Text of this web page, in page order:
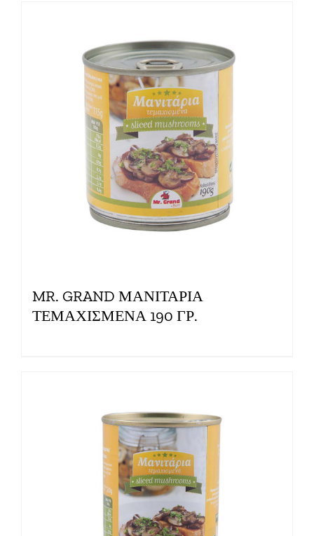
MR. GRAND ΜΑΝΙΤΑΡΙΑ
ΤΕΜΑΧΙΣΜΕΝΑ 190 ΓΡ.